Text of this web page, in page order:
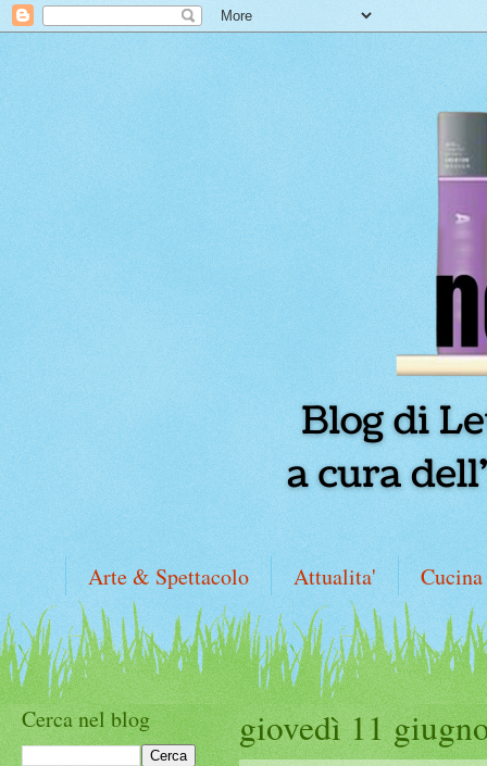
Arte & Spettacolo Attualita' Cucina
giovedì 11
Cerca nel blog